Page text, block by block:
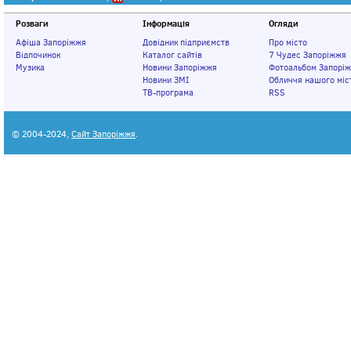
Розваги
Афіша Запоріжжя
Відпочинок
Музика
Інформація
Довідник підприємств
Каталог сайтів
Новини Запоріжжя
Новини ЗМІ
ТВ-програма
Огляди
Про місто
7 Чудес Запоріжжя
Фотоальбом
Обличчя нашого
RSS
© 2004-2024, Сайт Запоріжжя.